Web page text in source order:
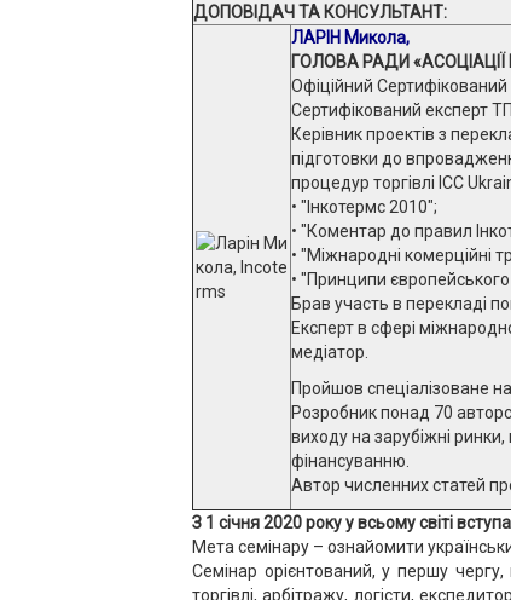
ДОПОВІДАЧ ТА КОНСУЛЬТАНТ:
ЛАРІН Микола,
ГОЛОВА РАДИ «АСОЦІАЦІЇ
Офіційний
Сертифікований експерт
Керівник проектів з
підготовки до
процедур торгівлі ICC
• "Інкотермс 2010";
• "Коментар до правил
• "Міжнародні комерційні
• "Принципи
Брав участь в перекладі
Експерт в сфері
медіатор.
Пройшов спеціалізоване
Розробник понад 70
виходу на зарубіжні
фінансуванню.
Автор численних статей
З 1 січня 2020 року у всьому світі
Мета семінару – ознайомити
Семінар орієнтований, у першу
торгівлі, арбітражу, логісти,